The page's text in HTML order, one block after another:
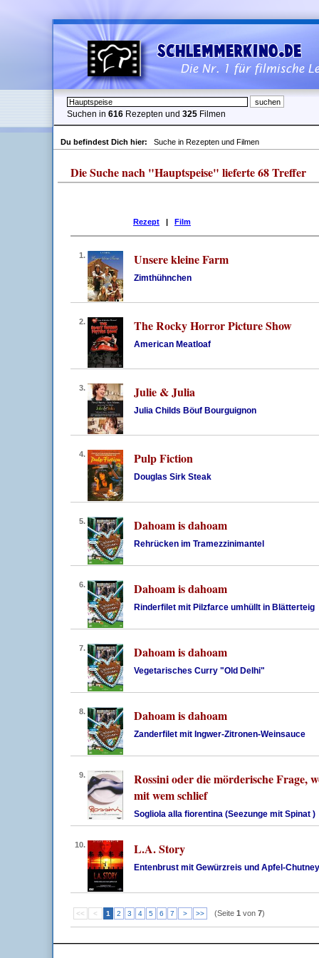
Suchen in 616 Rezepten und 325 Filmen
Du befindest Dich hier: Suche in Rezepten und Filmen
Die Suche nach "Hauptspeise" lieferte 68 Treffer
Rezept | Film
1. Unsere kleine Farm
Zimthühnchen
2. The Rocky Horror Picture Show
American Meatloaf
3. Julie & Julia
Julia Childs Böuf Bourguignon
4. Pulp Fiction
Douglas Sirk Steak
5. Dahoam is dahoam
Rehrücken im Tramezzinimantel
6. Dahoam is dahoam
Rinderfilet mit Pilzfarce umhüllt in Blätterteig
7. Dahoam is dahoam
Vegetarisches Curry "Old Delhi"
8. Dahoam is dahoam
Zanderfilet mit Ingwer-Zitronen-Weinsauce
9.
Rossini oder die mörderische Frage,
mit wem schlief
Sogliola alla fiorentina (Seezunge mit Spinat )
10. L.A. Story
Entenbrust mit Gewürzreis und Apfel-Chutney
<< < 1 2 3 4 5 6 7 > >> (Seite 1 von 7)